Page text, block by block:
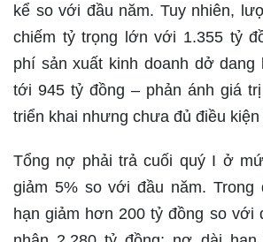
kể so với đầu năm. Tuy nhiên,
chiếm tỷ trọng lớn với 1.355 tỷ
phí sản xuất kinh doanh dở dang
tới 945 tỷ đồng – phản ánh giá
triển khai nhưng chưa đủ điều kiện
Tổng nợ phải trả cuối quý I ở
giảm 5% so với đầu năm. Trong
hạn giảm hơn 200 tỷ đồng so với